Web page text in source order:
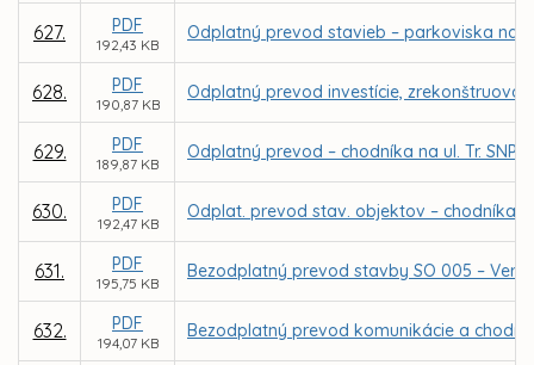
627. PDF
192,43 KB
Odplatný prevod stavieb – parkoviska na
628. PDF
190,87 KB
Odplatný prevod investície,
629. PDF
189,87 KB
Odplatný prevod – chodníka na ul. Tr. SNP
630. PDF
192,47 KB
Odplat. prevod stav. objektov – chodníka
631. PDF
195,75 KB
Bezodplatný prevod stavby SO 005 –
632. PDF
194,07 KB
Bezodplatný prevod komunikácie a